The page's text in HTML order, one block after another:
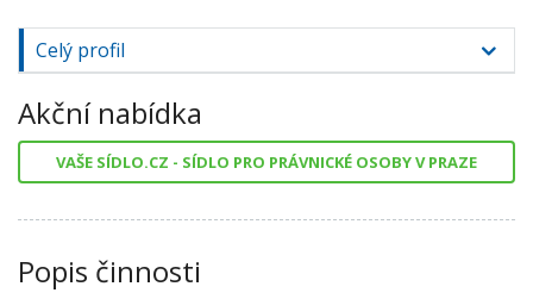
Celý profil
Akční nabídka
VAŠE SÍDLO.CZ - SÍDLO PRO PRÁVNICKÉ OSOBY V PRAZE
Popis činnosti